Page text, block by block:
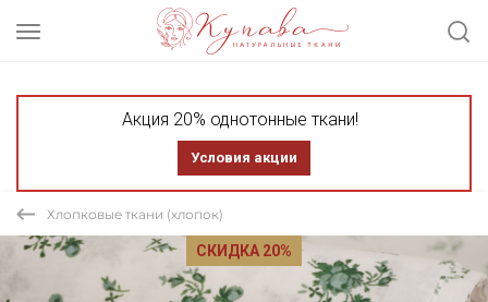
Акция 20% однотонные ткани!
Условия акции
Хлопковые ткани (хлопок)
СКИДКА 20%